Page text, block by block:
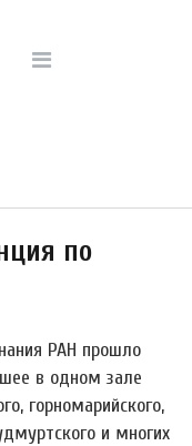
по
РАН прошло
в одном зале
горномарийского,
и многих